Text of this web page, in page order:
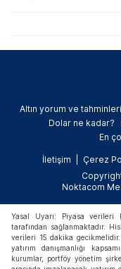
Altın yorum ve tahminleri
Dolar ne kadar?
En
İletişim Çerez
Noktacom
Yasal Uyarı: Piyasa verileri
tarafından sağlanmaktadır.
verileri 15 dakika
yatırım danışmanlığı
kurumlar, portföy yönetim